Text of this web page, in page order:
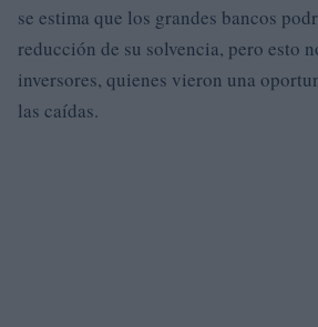
se estima que los grandes bancos
reducción de su solvencia, pero esto
inversores, quienes vieron una
las caídas.